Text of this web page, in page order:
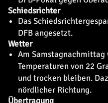
Schiedsrichter
Das
DFB angesetzt.
Wetter
Am
Temperaturen von 22
und trocken bleiben.
nördlicher Richtung.
Übertragung